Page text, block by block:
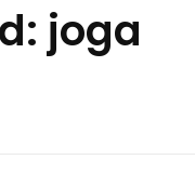
joga